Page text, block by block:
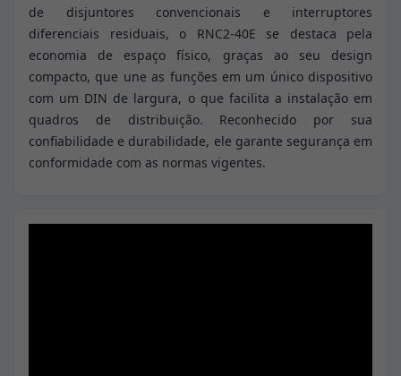
de disjuntores convencionais e interruptores
diferenciais residuais, o RNC2-40E se destaca pela
economia de espaço físico, graças ao seu design
compacto, que une as funções em um único dispositivo
com um DIN de largura, o que facilita a instalação em
quadros de distribuição. Reconhecido por sua
confiabilidade e durabilidade, ele garante segurança em
conformidade com as normas vigentes.